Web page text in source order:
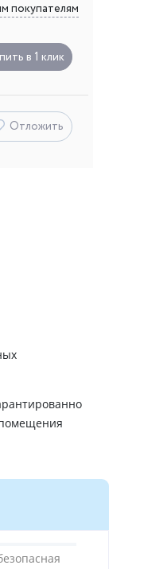
покупателям
в 1 клик
Отложить